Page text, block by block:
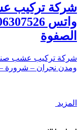
شركة تركيب
الصفوة
شركة تركيب عشب
ومدن نجران – شرورة
المزيد